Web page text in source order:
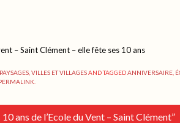
– Saint Clément – elle fête ses 10 ans
PAYSAGES VILLES ET VILLAGESAND TAGGEDANNIVERSAIRE
10 ans de l’Ecole du Vent – Saint Clément”